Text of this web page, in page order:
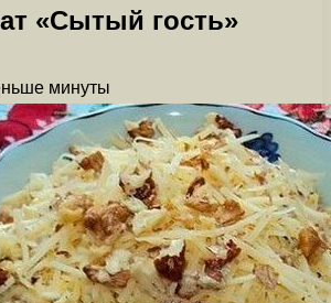
«Сытый гость»
минуты